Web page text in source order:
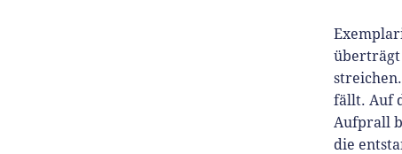
überträgt
fällt. Auf
Aufprall
die